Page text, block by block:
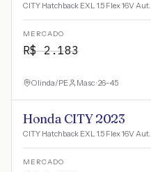
CITY Hatchback EXL 1.5 Flex 16V Aut.
MERCADO
R$2.183
Olinda/PE Masc · 26-45
Honda CITY 2023
CITY Hatchback EXL 1.5 Flex 16V Aut.
MERCADO